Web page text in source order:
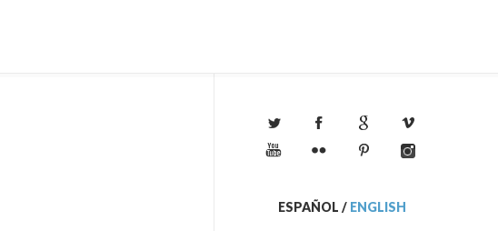
ESPAÑOL / ENGLISH